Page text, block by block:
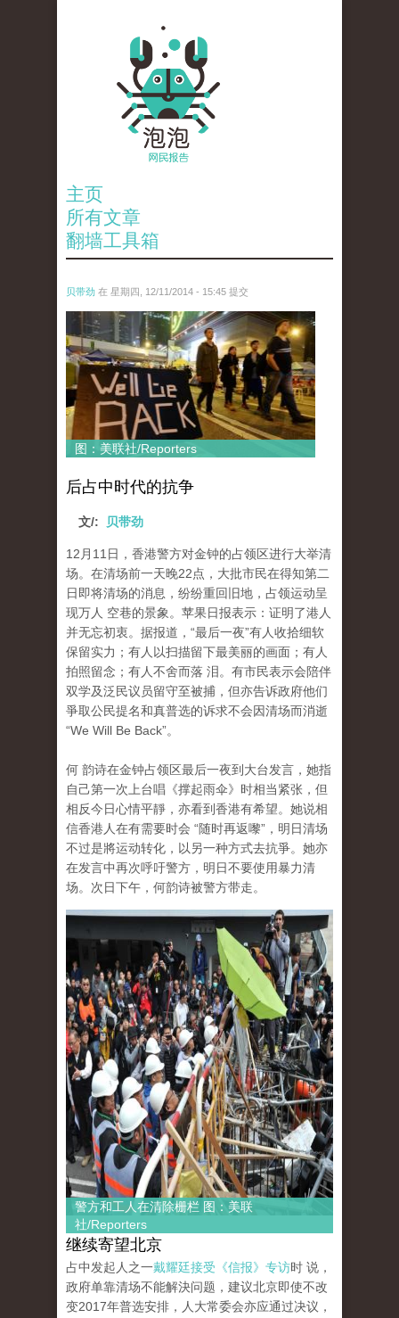
主页
所有文章
翻墙工具箱
贝带劲 在 星期四, 12/11/2014 - 15:45 提交
reporters_18475535.jpg
图：美联社/Reporters
后占中时代的抗争
文/: 贝带劲
12月11日，香港警方对金钟的占领区进行大举清
场。在清场前一天晚22点，大批市民在得知第二
日即将清场的消息，纷纷重回旧地，占领运动呈
现万人 空巷的景象。苹果日报表示：证明了港人
并无忘初衷。据报道，“最后一夜”有人收拾细软
保留实力；有人以扫描留下最美丽的画面；有人
拍照留念；有人不舍而落 泪。有市民表示会陪伴
双学及泛民议员留守至被捕，但亦告诉政府他们
爭取公民提名和真普选的诉求不会因清场而消逝
“We Will Be Back”。
何 韵诗在金钟占领区最后一夜到大台发言，她指
自己第一次上台唱《撑起雨伞》时相当紧张，但
相反今日心情平靜，亦看到香港有希望。她说相
信香港人在有需要时会 “随时再返嚟”，明日清场
不过是將运动转化，以另一种方式去抗爭。她亦
在发言中再次呼吁警方，明日不要使用暴力清
场。次日下午，何韵诗被警方带走。
警方和工人在清除栅栏 图：美联
社/Reporters
继续寄望北京
占中发起人之一戴耀廷接受《信报》专访时 说，
政府单靠清场不能解決问题，建议北京即使不改
变2017年普选安排，人大常委会亦应通过决议，